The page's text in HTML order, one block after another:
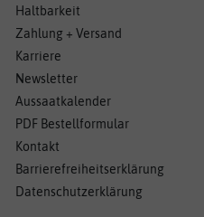
Haltbarkeit
Zahlung + Versand
Karriere
Newsletter
Aussaatkalender
PDF Bestellformular
Kontakt
Barrierefreiheitserklärung
Datenschutzerklärung